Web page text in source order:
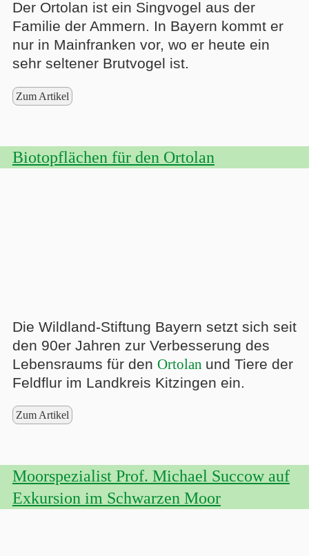
Der Ortolan ist ein Singvogel aus der
Familie der Ammern. In Bayern kommt er
nur in Mainfranken vor, wo er heute ein
sehr seltener Brutvogel ist.
Zum Artikel
Biotopflächen für den Ortolan
Die Wildland-Stiftung Bayern setzt sich seit
den 90er Jahren zur Verbesserung des
Lebensraums für den Ortolan und Tiere der
Feldflur im Landkreis Kitzingen ein.
Zum Artikel
Moorspezialist Prof. Michael Succow auf
Exkursion im Schwarzen Moor